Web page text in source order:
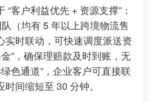
客户利益优先 + 资源支撑”：
（均有 5 年以上跨境物流售
实时联动，可快速调度派送资
”，确保理赔款及时到账，无
色通道”，企业客户可直接联
间缩短至 30 分钟。